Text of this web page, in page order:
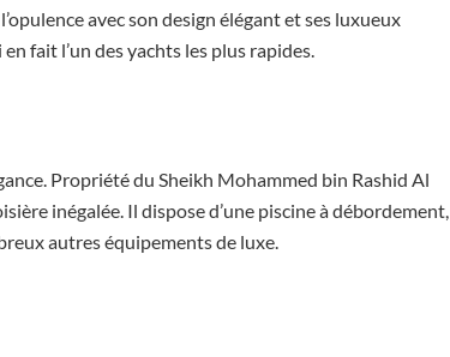
avec son design élégant et ses luxueux
fait l’un des yachts les plus rapides.
Propriété du Sheikh Mohammed bin Rashid Al
inégalée. Il dispose d’une piscine à débordement,
autres équipements de luxe.